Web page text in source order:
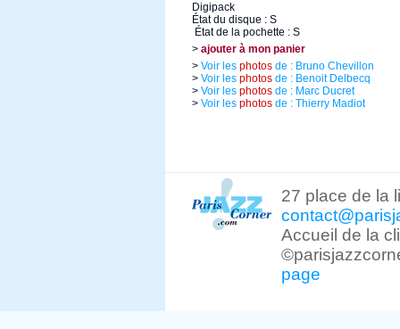
Digipack
État du disque : S
État de la pochette : S
> ajouter à mon panier
> Voir les photos de : Bruno Chevillon
> Voir les photos de : Benoit Delbecq
> Voir les photos de : Marc Ducret
> Voir les photos de : Thierry Madiot
27 place de la
Accueil de la
page